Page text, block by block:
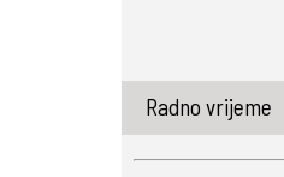
Radno vrijeme